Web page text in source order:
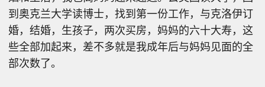
到奥克兰大学读博士，找到第一份工作，与克洛伊订
婚，结婚，生孩子，两次买房，妈妈的六十大寿，这
些全部加起来，差不多就是我成年后与妈妈见面的全
部次数了。